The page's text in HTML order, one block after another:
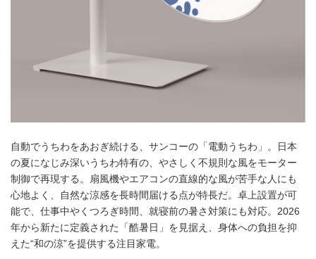
自動でうちわをあおぎ続ける、サンコーの「電動うちわ」。日本
の夏になじみ深いうちわ特有の、やさしく不規則な風をモーター
制御で再現する。扇風機やエアコンの直線的な風が苦手な人にも
心地よく、自然な涼感を長時間届ける点が特長だ。卓上設置が可
能で、仕事中やくつろぎ時間、就寝前の暑さ対策にも対応。2026
年から新たに定義された「酷暑日」を見据え、身体への負担を抑
えた“和の涼”を提供する注目家電。